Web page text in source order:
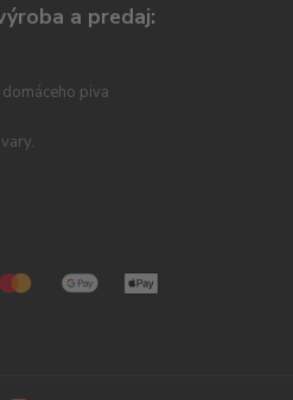
a predaj:
piva